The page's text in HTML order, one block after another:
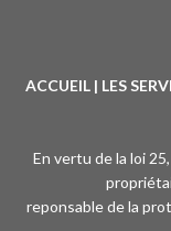
ACCUEIL| LES
En vertu de la loi
reponsable de la